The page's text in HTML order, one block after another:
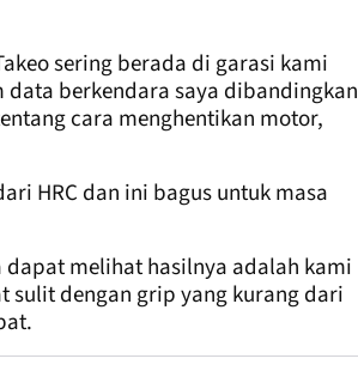
sering berada di garasi kami
berkendara saya dibandingkan
cara menghentikan motor,
HRC dan ini bagus untuk masa
melihat hasilnya adalah kami
sulit dengan grip yang kurang dari